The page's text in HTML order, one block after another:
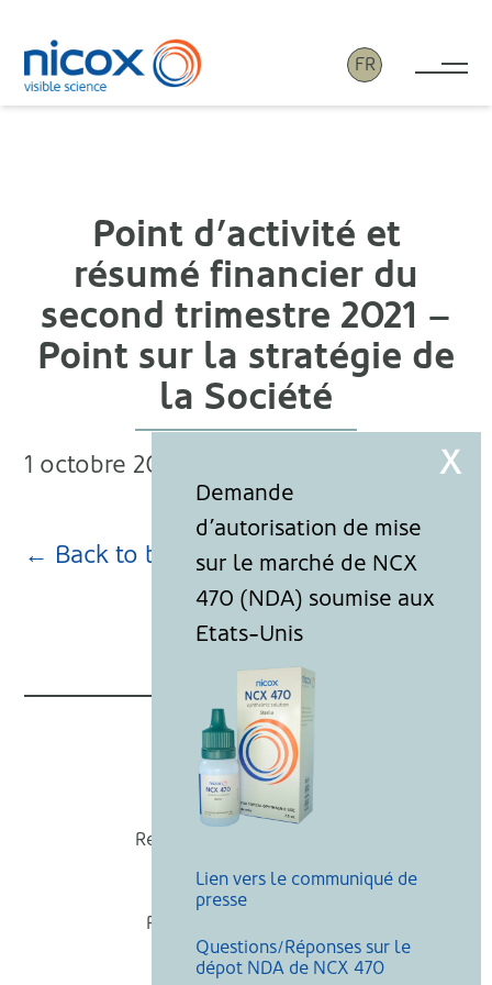
Nicox
FR
Point d’activité et
résumé financier du
second trimestre 2021 –
Point sur la stratégie de
la Société
1 octobre 2021
← Back to blog page
Nicox
Recevoir nos actualités
Mentions légales
Politique de cookies
Recherche
Lien vers le communiqué de
presse
Questions/Réponses sur le
dépot NDA de NCX 470